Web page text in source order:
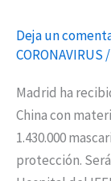
Deja un
CORONAVIRUS /
Madrid ha
China con
1.430.000
protección.